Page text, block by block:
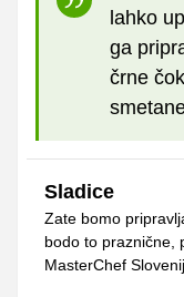
lahko
ga
črne
Sladice
Zate bomo
bodo to praznične,
MasterChef